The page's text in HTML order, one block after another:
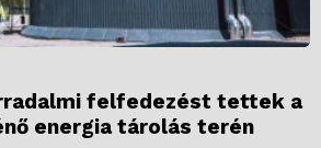
felfedezést tettek a
energia tárolás terén